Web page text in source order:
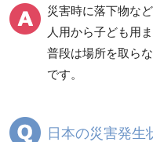
食器・調理器具・
用品
寝具類
衛生用品
災害時に落下物な
人用から子ども用
普段は場所を取ら
です。
日本の災害発生